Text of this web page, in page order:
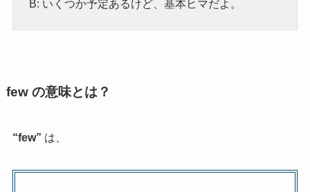
B: いくつか予定あるけど、基本ヒマだよ。
few の意味とは？
“few” は、